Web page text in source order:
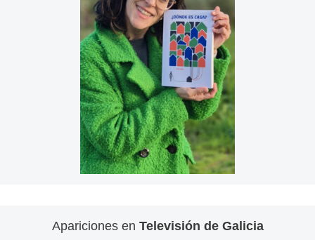
Apariciones en Televisión de Galicia